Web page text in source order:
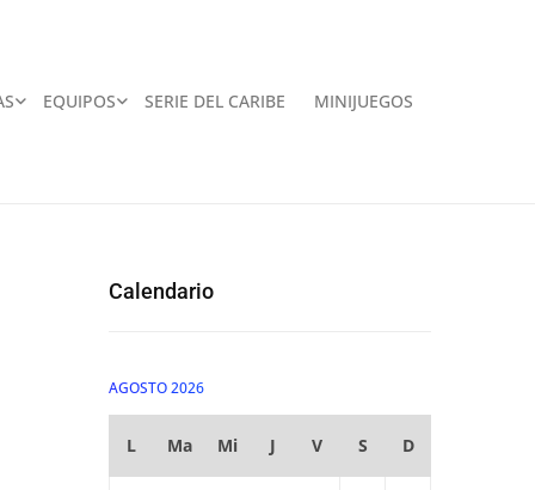
EQUIPOS SERIE DEL CARIBE MINIJUEGOS
Calendario
AGOSTO 2026
L Ma Mi J V S D